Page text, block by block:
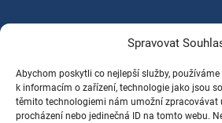
Spravovat
Abychom poskytli co nejlepší služby,
k informacím o zařízení, technologie jako jsou
těmito technologiemi nám umožní zpracovávat
procházení nebo jedinečná ID na tomto webu.